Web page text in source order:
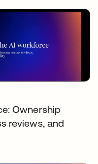
Ownership
reviews, and